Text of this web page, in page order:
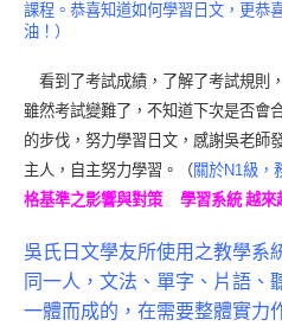
課程。恭喜知道如何學習日文，更恭
油！）
看到了考試成績，了解了考試規則
雖然考試變難了，不知道下次是否會
的步伐，努力學習日文，感謝吳老師
主人，自主努力學習。（ 關於N1級，
格基準之影響與對策
學習系統 越來
吳氏日文學友所使用之教學系
同一人，文法、單字、片語、
一體而成的，在需要整體實力